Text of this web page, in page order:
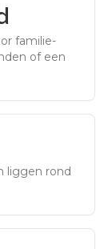
familie-
of een
liggen rond